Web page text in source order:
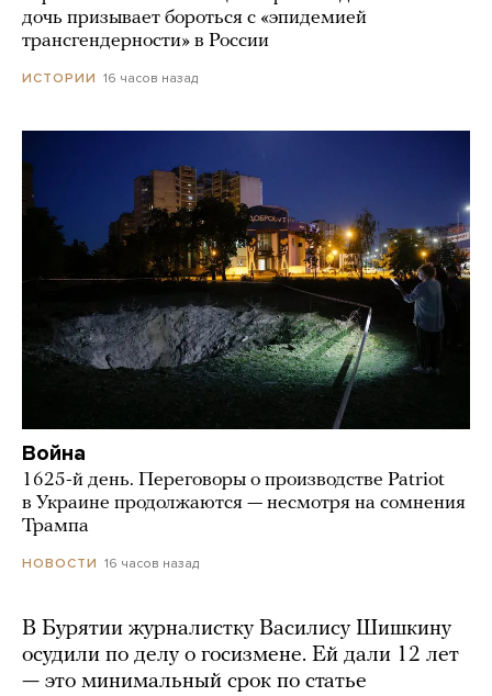
дочь призывает бороться с «эпидемией
трансгендерности» в России
ИСТОРИИ 16 часов назад
Война
1625-й день. Переговоры о производстве Patriot
в Украине продолжаются — несмотря на сомнения
Трампа
НОВОСТИ 16 часов назад
В Бурятии журналистку Василису Шишкину
осудили по делу о госизмене. Ей дали 12 лет
— это минимальный срок по статье